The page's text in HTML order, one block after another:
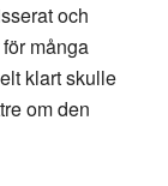
och
många
klart skulle
om den